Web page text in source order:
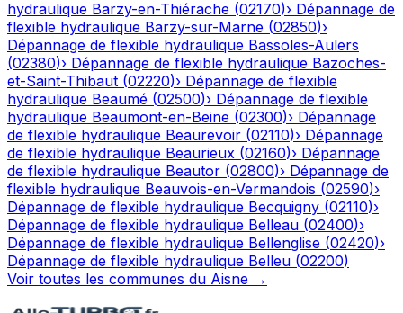
hydraulique Barzy-en-Thiérache (02170)› Dépannage de
flexible hydraulique Barzy-sur-Marne (02850)›
Dépannage de flexible hydraulique Bassoles-Aulers
(02380)› Dépannage de flexible hydraulique Bazoches-
et-Saint-Thibaut (02220)› Dépannage de flexible
hydraulique Beaumé (02500)› Dépannage de flexible
hydraulique Beaumont-en-Beine (02300)› Dépannage
de flexible hydraulique Beaurevoir (02110)› Dépannage
de flexible hydraulique Beaurieux (02160)› Dépannage
de flexible hydraulique Beautor (02800)› Dépannage de
flexible hydraulique Beauvois-en-Vermandois (02590)›
Dépannage de flexible hydraulique Becquigny (02110)›
Dépannage de flexible hydraulique Belleau (02400)›
Dépannage de flexible hydraulique Bellenglise (02420)›
Dépannage de flexible hydraulique Belleu (02200)
Voir toutes les communes du Aisne →